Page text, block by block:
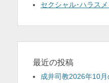
セクシャル･ハラス
最近の投稿
成井司教2026年10月